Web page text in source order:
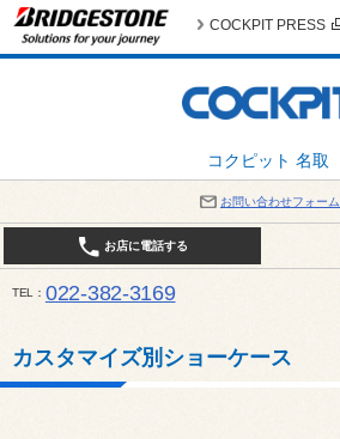
コクピット 名取
COCKPIT PRESS
お問い合わせフォーム
お店に電話する
TEL 022-382-3169
カスタマイズ別ショーケース